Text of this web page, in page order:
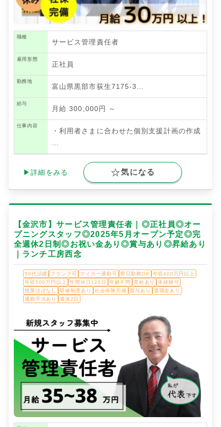
職種
サービス管理責任者
雇用形態
正社員
勤務地
富山県黒部市荻生7175-3…
給与
月給 300,000円 ～
仕事内容
・利⽤者さまに合わせた個別⽀援計画の作成
▶詳細をみる 気になる
【金沢市】サービス管理責任者｜◎正社員◎オー
プニングスタッフ◎2025年5月オープン予定◎完
全週休2日制◎お祝い金あり◎賞与あり◎昇給あり
｜ランチ工房西念
50代活躍 ブランク可 マイカー通勤可 即日勤務OK
年収400万円以上
年収500万円以上
年間休日120日 年齢不問 昇給あり
未経験可
残業ほぼなし
研修制度あり 社会保険完備 賞与あり
退職金あり
通勤手当あり
週休2日